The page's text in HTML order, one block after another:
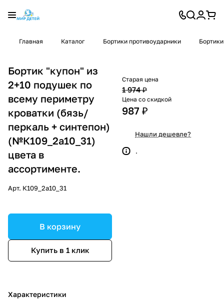
Главная Каталог Бортики противоударники
Бортик "купон" из
2+10 подушек по
всему периметру
кроватки (бязь/
перкаль + синтепон)
(№К109_2а10_31)
цвета в
ассортименте.
Арт. К109_2а10_31
В корзину
Купить в 1 клик
Характеристики
Старая цена
1 974 ₽
Цена со скидкой
987 ₽
Нашли дешевле?
.